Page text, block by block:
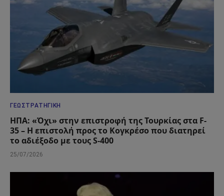
ΓΕΩΣΤΡΑΤΗΓΙΚΉ
ΗΠΑ: «Όχι» στην επιστροφή της Τουρκίας στα F-
35 – Η επιστολή προς το Κογκρέσο που διατηρεί
το αδιέξοδο με τους S-400
25/07/2026